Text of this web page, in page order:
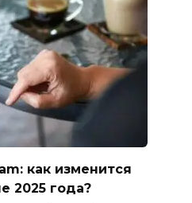
как изменится
2025 года?